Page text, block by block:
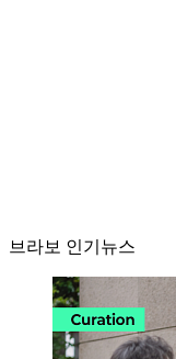
브라보 인기뉴스